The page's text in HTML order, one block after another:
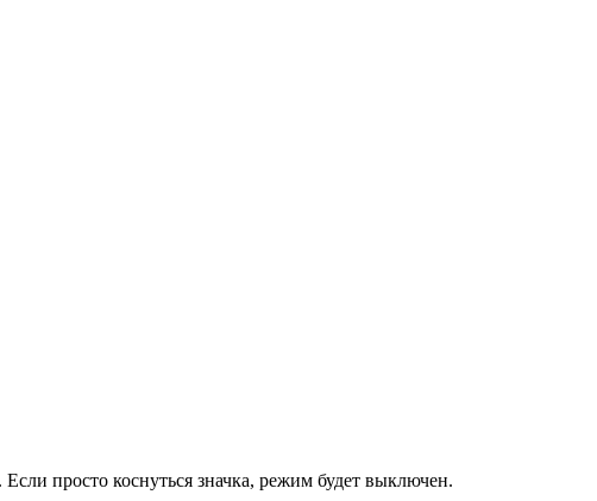
просто коснуться значка, режим будет выключен.